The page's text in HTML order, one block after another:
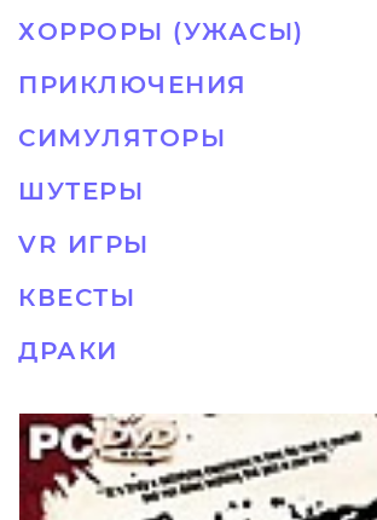
ХОРРОРЫ (УЖАСЫ)
ПРИКЛЮЧЕНИЯ
СИМУЛЯТОРЫ
ШУТЕРЫ
VR ИГРЫ
КВЕСТЫ
ДРАКИ